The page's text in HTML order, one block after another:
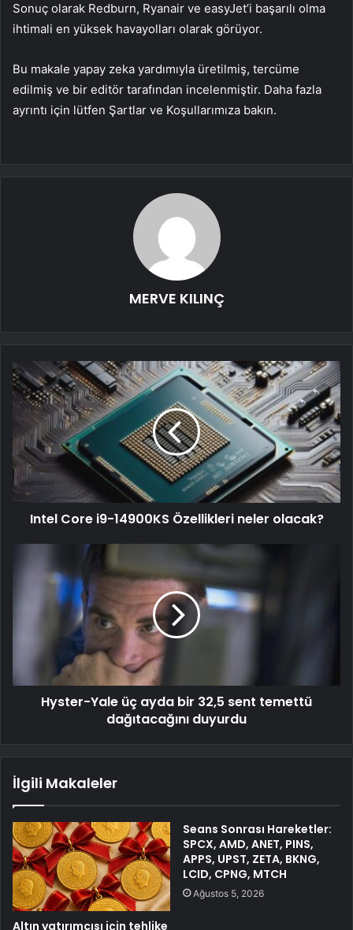
Sonuç olarak Redburn, Ryanair ve easyJet’i başarılı olma
ihtimali en yüksek havayolları olarak görüyor.
Bu makale yapay zeka yardımıyla üretilmiş, tercüme
edilmiş ve bir editör tarafından incelenmiştir. Daha fazla
ayrıntı için lütfen Şartlar ve Koşullarımıza bakın.
MERVE KILINÇ
Intel Core i9-14900KS Özellikleri neler olacak?
Hyster-Yale üç ayda bir 32,5 sent temettü
dağıtacağını duyurdu
İlgili Makaleler
Altın yatırımcısı için tehlike
Seans Sonrası Hareketler:
SPCX, AMD, ANET, PINS,
APPS, UPST, ZETA, BKNG,
LCID, CPNG, MTCH
Ağustos 5, 2026